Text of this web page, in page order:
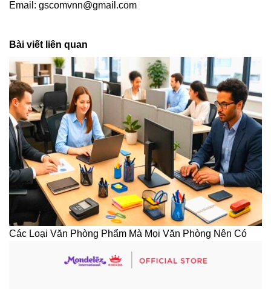
Email: gscomvnn@gmail.com
Bài viết liên quan
Các Loại Văn Phòng Phẩm Mà Mọi Văn Phòng Nên Có